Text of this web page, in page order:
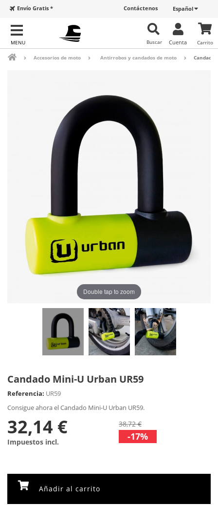
Español
Contáctenos
Envío Gratis *
Carrito
Cuenta
Buscar
Accesorios de moto Antirrobos y candados de moto Candado
Double tap to zoom
Candado Mini-U Urban UR59
Referencia: UR59
Consigue ahora el Candado Mini-U Urban UR59.
32,14 €
Impuestos incl.
38,72 €
-17%
Añadir al carrito